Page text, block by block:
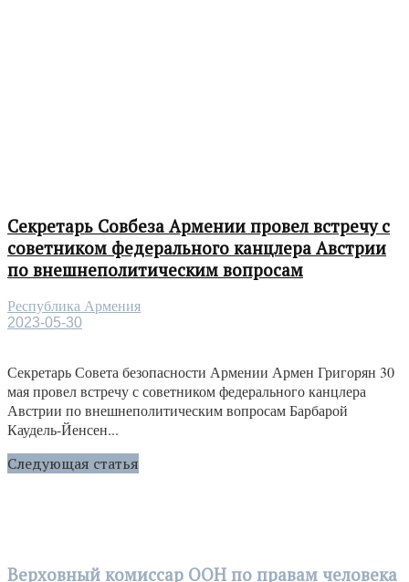
Секретарь Совбеза Армении провел встречу с
советником федерального канцлера Австрии
по внешнеполитическим вопросам
Республика Армения
2023-05-30
Секретарь Совета безопасности Армении Армен Григорян 30
мая провел встречу с советником федерального канцлера
Австрии по внешнеполитическим вопросам Барбарой
Каудель-Йенсен...
Следующая статья
Верховный комиссар ООН по правам человека